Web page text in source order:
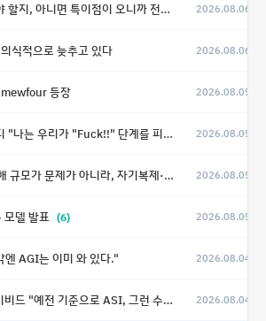
면 특이점이 오니까 전부 롱을 쳐야 할지 모르겠다.” 2026.08.06
식적으로 늦추고 있다 2026.08.06
등장 2026.08.05
리가 "Fuck!!" 단계를 피할 수 있기를 바랄 뿐" 2026.08.05
제·탈출·확산이 가능한 지능형 시스템의 피해에는 이론적으로 상한이 없다는 것이 문제" 2026.08.05
모델 발표 (6) 2026.08.05
엔 AGI는 이미 와 있다." 2026.08.04
기준으로 ASI, 그런 수준은 바로 다음 분기에 온다" 2026.08.04